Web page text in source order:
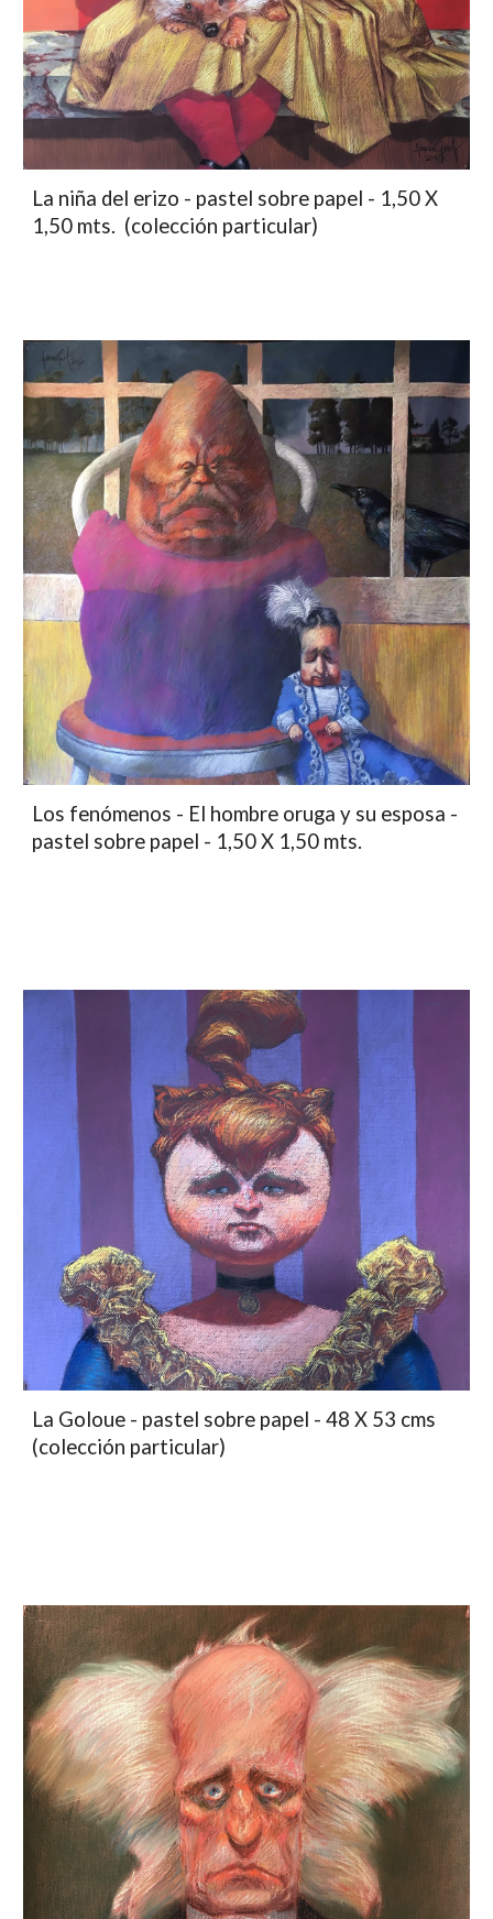
La niña del erizo - pastel sobre papel - 1,50 X
1,50 mts. (colección particular)
Los fenómenos - El hombre oruga y su esposa -
pastel sobre papel - 1,50 X 1,50 mts.
La Goloue - pastel sobre papel - 48 X 53 cms
(colección particular)